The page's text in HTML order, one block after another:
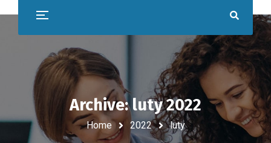
Archive: luty 2022
Home 2022 luty